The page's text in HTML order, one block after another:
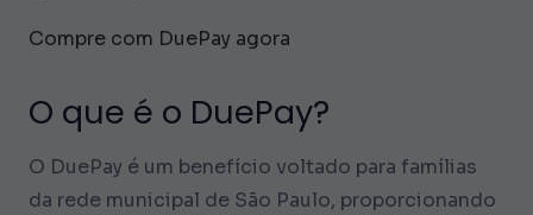
Compre com DuePay agora
O que é o DuePay?
O DuePay é um benefício voltado para famílias
da rede municipal de São Paulo, proporcionando